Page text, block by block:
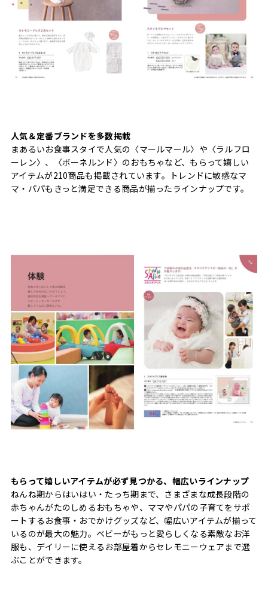
人気＆定番ブランドを多数掲載
まあるいお食事スタイで人気の〈マールマール〉や〈ラルフロ
ーレン〉、〈ボーネルンド〉のおもちゃなど、もらって嬉しい
アイテムが210商品も掲載されています。トレンドに敏感なマ
マ・パパもきっと満足できる商品が揃ったラインナップです。
もらって嬉しいアイテムが必ず見つかる、幅広いラインナップ
ねんね期からはいはい・たっち期まで、さまざまな成長段階の
赤ちゃんがたのしめるおもちゃや、ママやパパの子育てをサポ
ートするお食事・おでかけグッズなど、幅広いアイテムが揃って
いるのが最大の魅力。ベビーがもっと愛らしくなる素敵なお洋
服も、デイリーに使えるお部屋着からセレモニーウェアまで選
ぶことができます。